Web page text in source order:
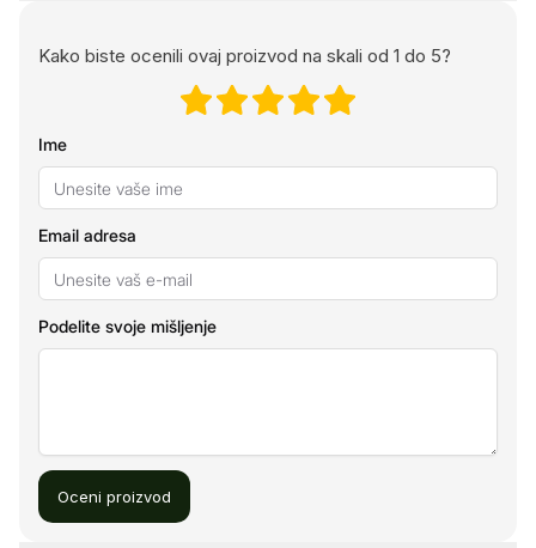
Kako biste ocenili ovaj proizvod na skali od 1 do 5?
Ime
Email adresa
Podelite svoje mišljenje
Oceni proizvod